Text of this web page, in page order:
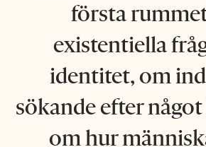
första
existentiella
identitet, om
sökande efter
om hur